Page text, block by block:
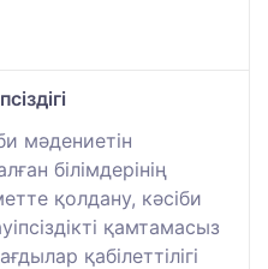
мәдениетін
білімдерінің
қолдану, кәсіби
қамтамасыз
қабілеттілігі